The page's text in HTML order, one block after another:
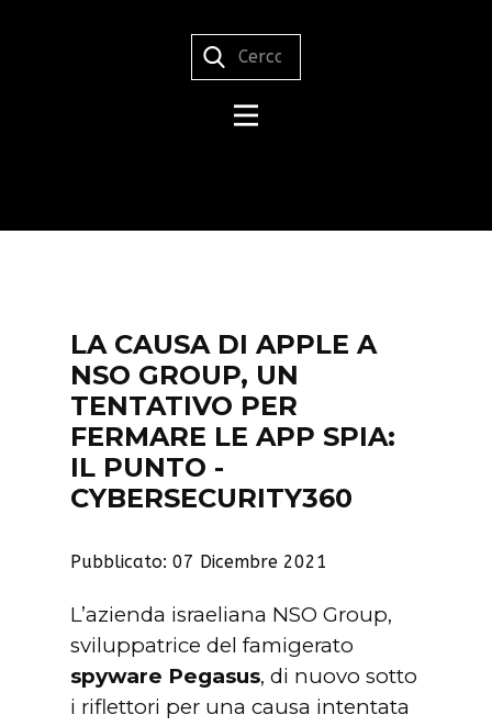
LA CAUSA DI APPLE A
NSO GROUP, UN
TENTATIVO PER
FERMARE LE APP SPIA:
IL PUNTO -
CYBERSECURITY360
Pubblicato: 07 Dicembre 2021
L’azienda israeliana NSO Group,
sviluppatrice del famigerato
spyware Pegasus, di nuovo sotto
i riflettori per una causa intentata